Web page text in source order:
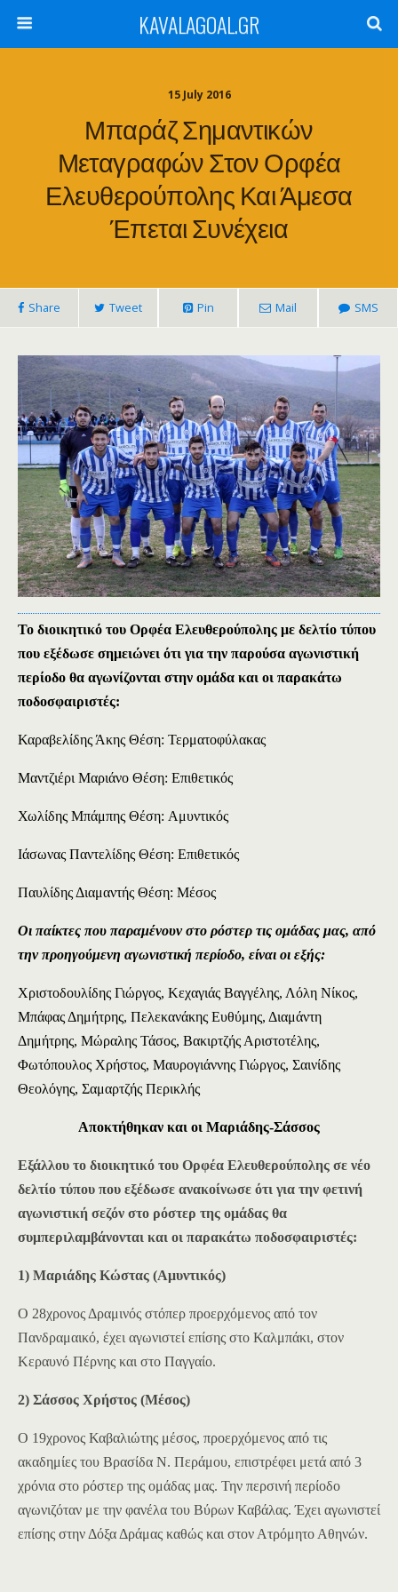
KAVALAGOAL.GR
15 July 2016
Μπαράζ Σημαντικών
Μεταγραφών Στον Ορφέα
Ελευθερούπολης Και Άμεσα
Έπεται Συνέχεια
Share Tweet Pin Mail SMS
Το διοικητικό του Ορφέα Ελευθερούπολης με δελτίο τύπου
που εξέδωσε σημειώνει ότι για την παρούσα αγωνιστική
περίοδο θα αγωνίζονται στην ομάδα και οι παρακάτω
ποδοσφαιριστές:
Καραβελίδης Άκης Θέση: Τερματοφύλακας
Μαντζιέρι Μαριάνο Θέση: Επιθετικός
Χωλίδης Μπάμπης Θέση: Αμυντικός
Ιάσωνας Παντελίδης Θέση: Επιθετικός
Παυλίδης Διαμαντής Θέση: Μέσος
Οι παίκτες που παραμένουν στο ρόστερ τις ομάδας μας, από
την προηγούμενη αγωνιστική περίοδο, είναι οι εξής:
Χριστοδουλίδης Γιώργος, Κεχαγιάς Βαγγέλης, Λόλη Νίκος,
Μπάφας Δημήτρης, Πελεκανάκης Ευθύμης, Διαμάντη
Δημήτρης, Μώραλης Τάσος, Βακιρτζής Αριστοτέλης,
Φωτόπουλος Χρήστος, Μαυρογιάννης Γιώργος, Σαινίδης
Θεολόγης, Σαμαρτζής Περικλής
Αποκτήθηκαν και οι Μαριάδης-Σάσσος
Εξάλλου το διοικητικό του Ορφέα Ελευθερούπολης σε νέο
δελτίο τύπου που εξέδωσε ανακοίνωσε ότι για την φετινή
αγωνιστική σεζόν στο ρόστερ της ομάδας θα
συμπεριλαμβάνονται και οι παρακάτω ποδοσφαιριστές:
1) Μαριάδης Κώστας (Αμυντικός)
Ο 28χρονος Δραμινός στόπερ προερχόμενος από τον
Πανδραμαικό, έχει αγωνιστεί επίσης στο Καλμπάκι, στον
Κεραυνό Πέρνης και στο Παγγαίο.
2) Σάσσος Χρήστος (Μέσος)
Ο 19χρονος Καβαλιώτης μέσος, προερχόμενος από τις
ακαδημίες του Βρασίδα Ν. Περάμου, επιστρέφει μετά από 3
χρόνια στο ρόστερ της ομάδας μας. Την περσινή περίοδο
αγωνιζόταν με την φανέλα του Βύρων Καβάλας. Έχει αγωνιστεί
επίσης στην Δόξα Δράμας καθώς και στον Ατρόμητο Αθηνών.